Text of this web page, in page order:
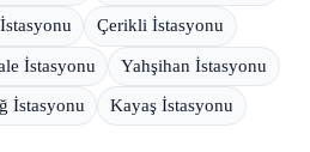
Çerikli İstasyonu
İstasyonu Yahşihan İstasyonu
İstasyonu Kayaş İstasyonu